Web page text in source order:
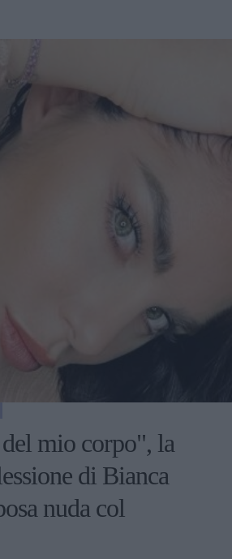
mio corpo", la
di Bianca
nuda col